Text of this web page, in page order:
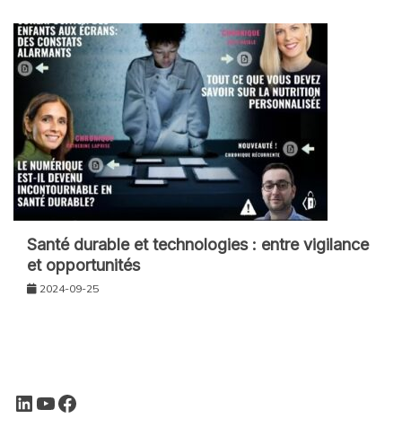
Santé durable et technologies : entre vigilance
et opportunités
2024-09-25